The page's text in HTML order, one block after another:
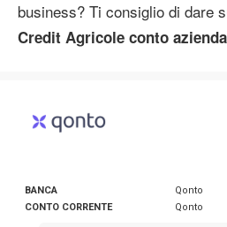
business? Ti consiglio di dare
Credit Agricole conto
BANCA
Qonto
CONTO CORRENTE
Qonto